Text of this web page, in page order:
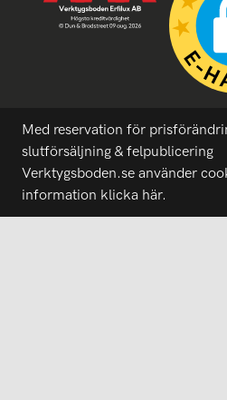
Med reservation för
slutförsäljning & felpublicering
Verktygsboden.se använder
information klicka här.